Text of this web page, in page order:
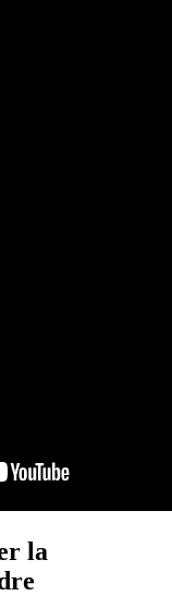
la